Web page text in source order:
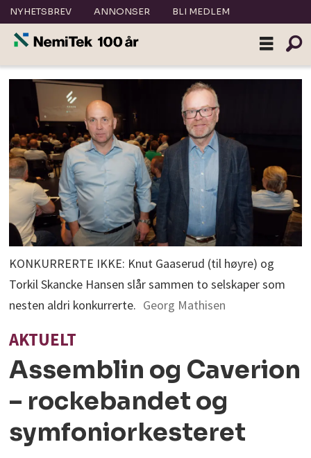
NYHETSBREV ANNONSER BLI MEDLEM
KONKURRERTE IKKE: Knut Gaaserud (til høyre) og
Torkil Skancke Hansen slår sammen to selskaper som
nesten aldri konkurrerte. Georg Mathisen
AKTUELT
Assemblin og Caverion
– rockebandet og
symfoniorkesteret